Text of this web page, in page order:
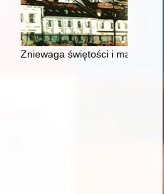
Związku
Zniewaga świętości i